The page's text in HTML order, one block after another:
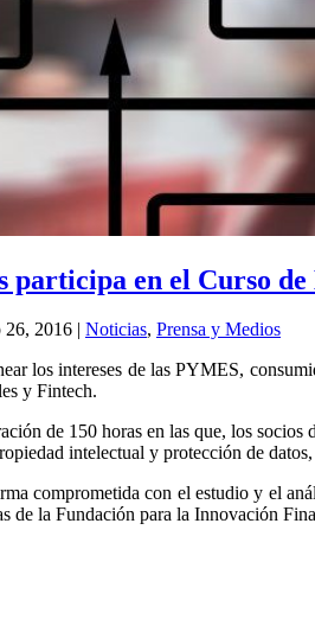
participa en el Curso
26, 2016 | Noticias, Prensa y Medios
los intereses de las PYMES,
y Fintech.
de 150 horas en las que, los
intelectual y protección de
comprometida con el estudio y el
de la Fundación para la Innovación